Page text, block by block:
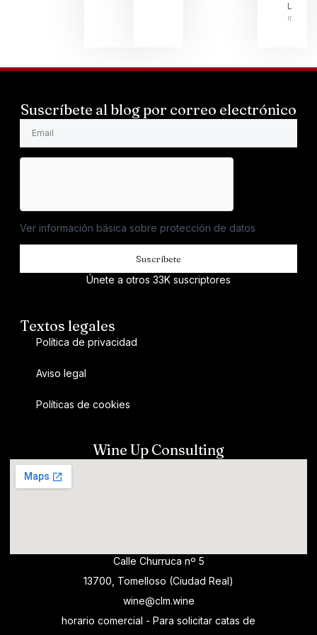
mayo
Suscríbete al blog por correo electrónico
Ver información básica sobre protección de datos
Suscríbete
Únete a otros 33K suscriptores
Textos legales
Política de privacidad
Aviso legal
Políticas de cookies
Wine Up Consulting
Calle Churruca nº 5
13700, Tomelloso (Ciudad Real)
wine@clm.wine
horario comercial - Para solicitar catas de